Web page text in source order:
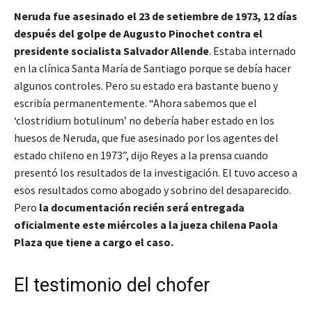
Neruda fue asesinado el 23 de setiembre de 1973, 12 días
después del golpe de Augusto Pinochet contra el
presidente socialista Salvador Allende. Estaba internado
en la clínica Santa María de Santiago porque se debía hacer
algunos controles. Pero su estado era bastante bueno y
escribía permanentemente. “Ahora sabemos que el
‘clostridium botulinum’ no debería haber estado en los
huesos de Neruda, que fue asesinado por los agentes del
estado chileno en 1973”, dijo Reyes a la prensa cuando
presentó los resultados de la investigación. El tuvo acceso a
esos resultados como abogado y sobrino del desaparecido.
Pero la documentación recién será entregada
oficialmente este miércoles a la jueza chilena Paola
Plaza que tiene a cargo el caso.
El testimonio del chofer